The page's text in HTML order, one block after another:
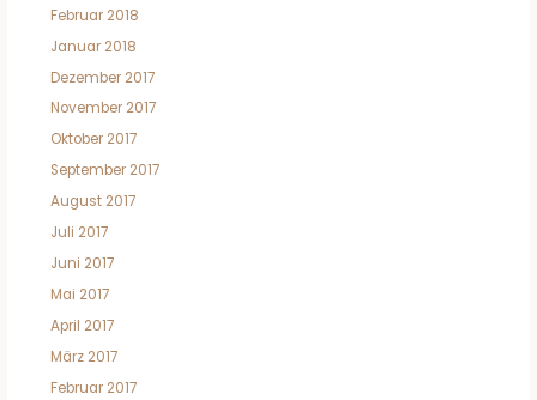
Februar 2018
Januar 2018
Dezember 2017
November 2017
Oktober 2017
September 2017
August 2017
Juli 2017
Juni 2017
Mai 2017
April 2017
März 2017
Februar 2017